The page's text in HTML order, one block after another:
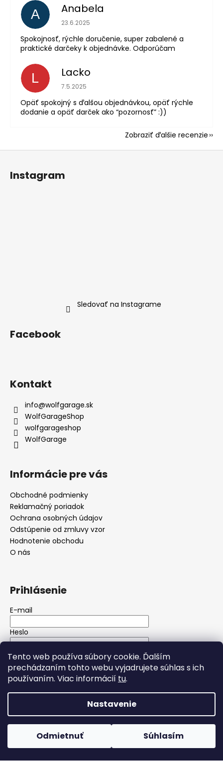
Tento web používa súbory cookie. Ďalším
prechádzaním tohto webu vyjadrujete súhlas s ich
používaním. Viac informácií tu.
Nastavenie
Odmietnuť Súhlasím
A Anabela
Hodnotenie obchodu je 5 z 5 hviezdičiek.
23.6.2025
Spokojnosť, rýchle doručenie, super zabalené a
praktické darčeky k objednávke. Odporúčam
L Lacko
Hodnotenie obchodu je 5 z 5 hviezdičiek.
7.5.2025
Opäť spokojný s ďalšou objednávkou, opäť rýchle
dodanie a opäť darček ako “pozornosť” :))
Zobraziť ďalšie recenzie
Z
Instagram
Sledovať na Instagrame
Facebook
Kontakt
info@wolfgarage.sk
WolfGarageShop
wolfgarageshop
WolfGarage
Informácie pre vás
Obchodné podmienky
Reklamačný poriadok
Ochrana osobných údajov
Odstúpenie od zmluvy vzor
Hodnotenie obchodu
O nás
Prihlásenie
E-mail
Heslo
PRIHLÁSIŤ SA
Nová registráciaZabudnuté heslo
Copyright 2026Wolfgarage autokozmetika. Všetky
práva vyhradené.